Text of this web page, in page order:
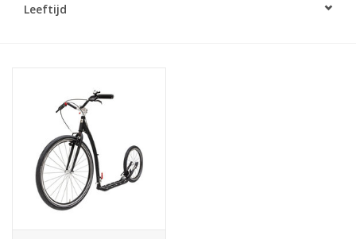
Leeftijd